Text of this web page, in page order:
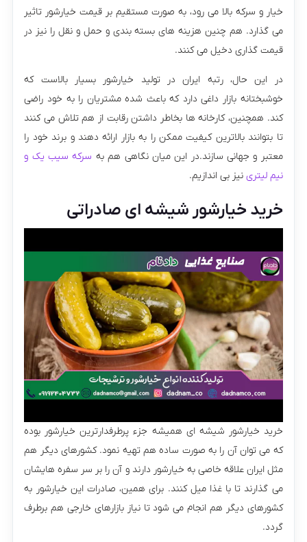
خیار و سرکه بالا می رود، به صورت مستقیم بر قیمت خیارشور تاثیر
می گذارد. هم چنین هزینه های بسته بندی و حمل و نقل را نیز در
قیمت گذاری دخیل می کنند.
در این حال، رتبه ایران در تولید خیارشور بسیار بالاست که
خوشبختانه بازار داغی دارد که باعث شده مشتریان را به خود راضی
کند. همچنین، کارخانه ها بخاطر داشتن رقابت از هم تلاش می کنند
تا بتوانند بالاترین کیفیت ممکن را به بازار ارائه دهند و برند خود را
معتبر و جهانی سازند.در این میان نگاهی هم به سرکه سیب یک و
نیم لیتری نیز بی اندازیم.
خرید خیارشور شیشه ای صادراتی
خرید خیارشور شیشه ای همیشه جزء پرطرفدارترین خیارشور بوده
که می توان آن را به صورت ساده هم تهیه نمود. کشورهای دیگر هم
مثل ایران علاقه خاصی به خیارشور دارند و آن را بر سر سفره هایشان
می گذارند تا با غذا میل کنند. برای همین، صادرات این خیارشور به
کشورهای دیگر هم انجام می شود تا نیاز بازارهای خارجی هم برطرف
گردد.